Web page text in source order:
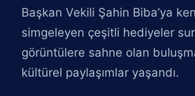
Başkan Vekili Şahin Biba’ya
simgeleyen çeşitli hediyeler
görüntülere sahne olan
kültürel paylaşımlar yaşandı.